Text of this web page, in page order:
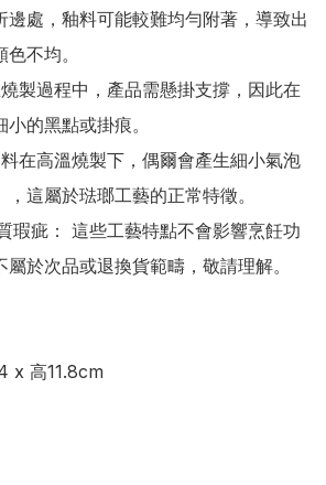
邊處，釉料可能較難均勻附著，導致出
不均。
的黑點或掛痕。
這屬於琺瑯工藝的正常特徵。
於次品或退換貨範疇，敬請理解。
x 高11.8cm